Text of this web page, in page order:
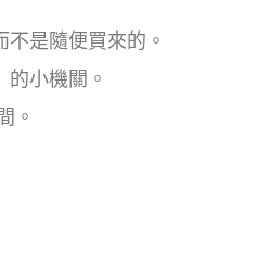
是隨便買來的。
的小機關。
。